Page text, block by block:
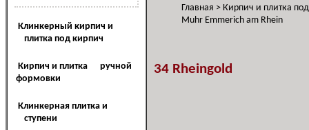
Клинкерный кирпич и
плитка под кирпич
Кирпич и плитка ручной
формовки
Клинкерная плитка и
ступени
Главная > Кирпич и плитка
Muhr Emmerich am Rhein
34 Rheingold